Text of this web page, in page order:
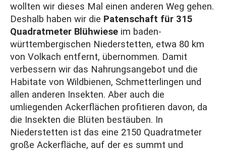
wollten wir dieses Mal einen anderen Weg gehen.
Deshalb haben wir die Patenschaft für 315
Quadratmeter Blühwiese im baden-
württembergischen Niederstetten, etwa 80 km
von Volkach entfernt, übernommen. Damit
verbessern wir das Nahrungsangebot und die
Habitate von Wildbienen, Schmetterlingen und
allen anderen Insekten. Aber auch die
umliegenden Ackerflächen profitieren davon, da
die Insekten die Blüten bestäuben. In
Niederstetten ist das eine 2150 Quadratmeter
große Ackerfläche, auf der es summt und